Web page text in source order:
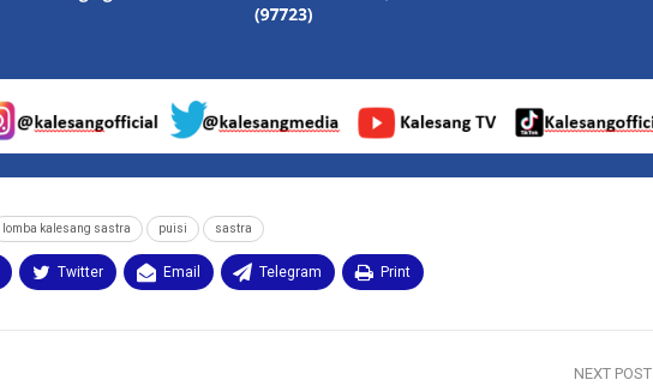
lomba kalesang sastra puisi sastra
Twitter Email Telegram Print
NEXT POST